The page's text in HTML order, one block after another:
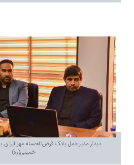
دیدار مدیرعامل بانک قرض‌الحسنه مهر ایران
خمینی(ره)